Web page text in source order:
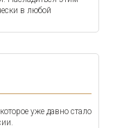
в любой
уже давно стало